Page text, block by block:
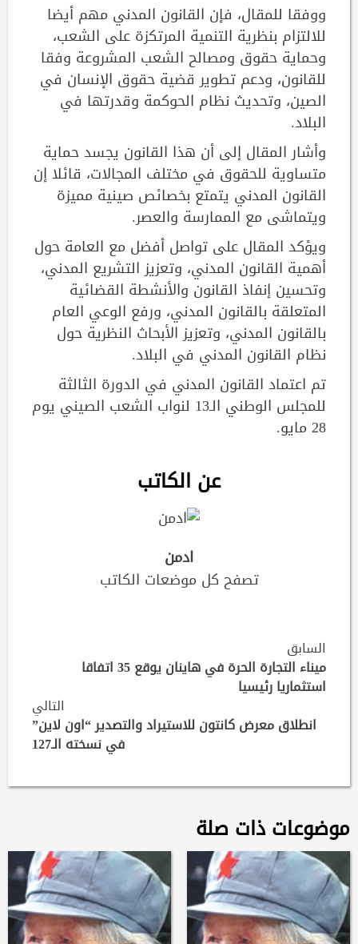
ووفقا للمقال، فإن القانون المدني مهم أيضا
للالتزام بنظرية التنمية المرتكزة على الشعب،
وحماية حقوق ومصالح الشعب المشروعة وفقا
للقانون، ودعم تطوير قضية حقوق الإنسان في
الصين، وتحديث نظام الحوكمة وقدرتها في
البلاد.
وأشار المقال إلى أن هذا القانون يجسد حماية
متساوية للحقوق في مختلف المجالات، قائلا إن
القانون المدني يتمتع بخصائص صينية مميزة
ويتماشى مع الممارسة والعصر.
ويؤكد المقال على تواصل أفضل مع العامة حول
أهمية القانون المدني، وتعزيز التشريع المدني،
وتحسين إنفاذ القانون والأنشطة القضائية
المتعلقة بالقانون المدني، ورفع الوعي العام
بالقانون المدني، وتعزيز الأبحاث النظرية حول
نظام القانون المدني في البلاد.
تم اعتماد القانون المدني في الدورة الثالثة
للمجلس الوطني الـ13 لنواب الشعب الصيني يوم
28 مايو.
عن الكاتب
ادمن
تصفح كل موضعات الكاتب
Continue
Reading
السابق
ميناء التجارة الحرة في هاينان يوقع 35 اتفاقا
استثماريا رئيسيا
التالي
انطلاق معرض كانتون للاستيراد والتصدير “اون لاين”
في نسخته الـ127
موضوعات ذات صلة